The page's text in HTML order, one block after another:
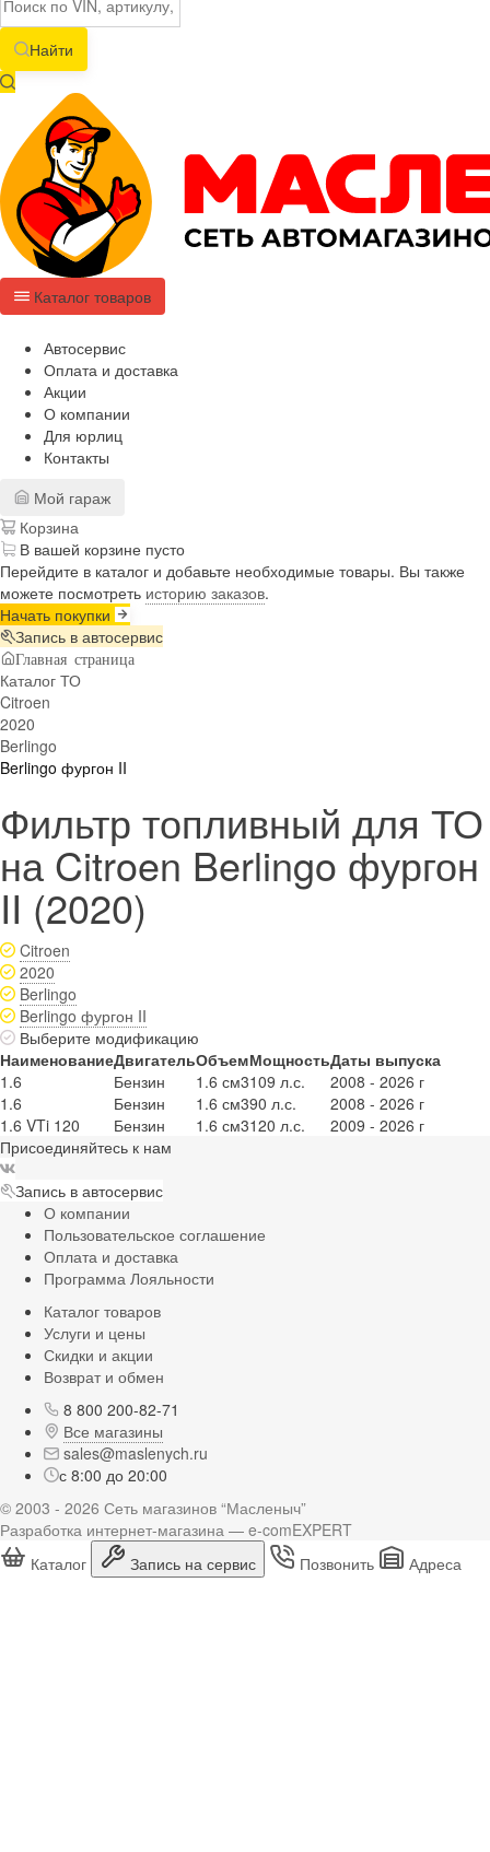
Найти
Каталог товаров
Автосервис
Оплата и доставка
Акции
О компании
Для юрлиц
Контакты
Мой гараж
Корзина
В вашей корзине пусто
Перейдите в каталог и добавьте необходимые товары. Вы также
можете посмотреть историю заказов.
Начать покупки
Запись в автосервис
Главная страница
Каталог ТО
Citroen
2020
Berlingo
Berlingo фургон II
Фильтр топливный для ТО
на Citroen Berlingo фургон
II (2020)
Citroen
2020
Berlingo
Berlingo фургон II
Выберите модификацию
НаименованиеДвигательОбъемМощностьДаты выпуска
1.6
Бензин 1.6 см3109 л.с.
2008 - 2026 г
1.6
Бензин 1.6 см390 л.с.
2008 - 2026 г
1.6 VTi 120
Бензин 1.6 см3120 л.с.
2009 - 2026 г
Присоединяйтесь к нам
Запись в автосервис
О компании
Пользовательское соглашение
Оплата и доставка
Программа Лояльности
Каталог товаров
Услуги и цены
Скидки и акции
Возврат и обмен
8 800 200-82-71
Все магазины
sales@maslenych.ru
с 8:00 до 20:00
© 2003 - 2026 Сеть магазинов “Масленыч”
Разработка интернет-магазина — e-comEXPERT
Каталог
Запись на сервис Позвонить Адреса